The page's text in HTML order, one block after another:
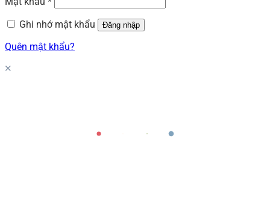
Ghi nhớ mật khẩu
Đăng nhập
Quên mật khẩu?